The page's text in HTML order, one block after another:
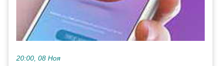
20:00, 08 Ноя